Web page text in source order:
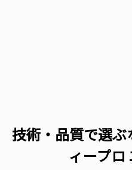
技術・品質で選
ィープロ